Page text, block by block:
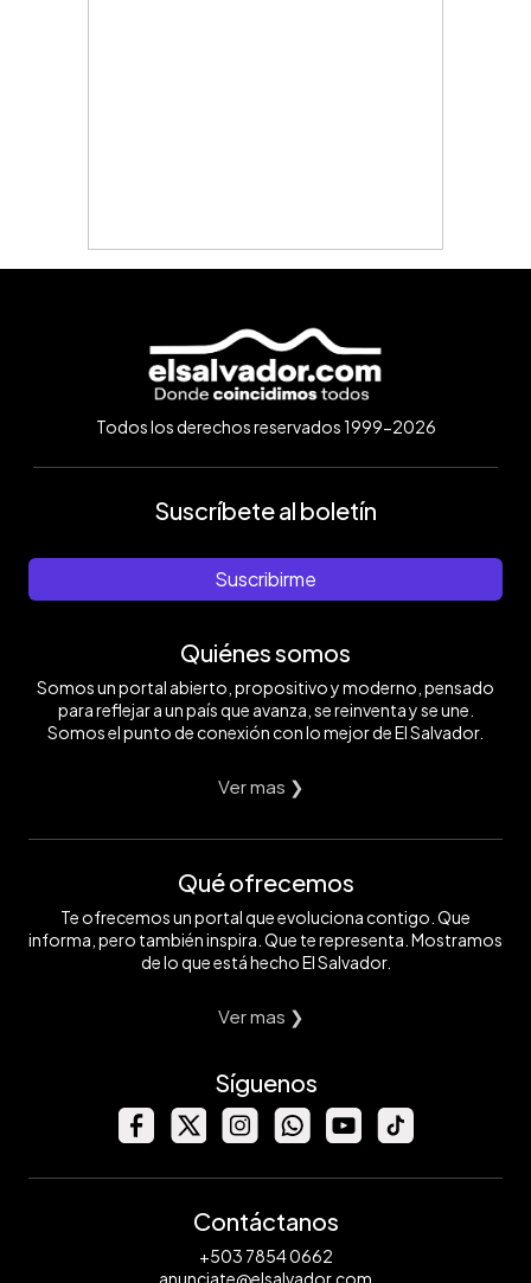
Todos los derechos reservados 1999-2026
Suscríbete al boletín
Suscribirme
Quiénes somos
Somos un portal abierto, propositivo y moderno, pensado
para reflejar a un país que avanza, se reinventa y se une.
Somos el punto de conexión con lo mejor de El Salvador.
Ver mas ❯
Qué ofrecemos
Te ofrecemos un portal que evoluciona contigo. Que
informa, pero también inspira. Que te representa. Mostramos
de lo que está hecho El Salvador.
Ver mas ❯
Síguenos
Contáctanos
+503 7854 0662
anunciate@elsalvador.com